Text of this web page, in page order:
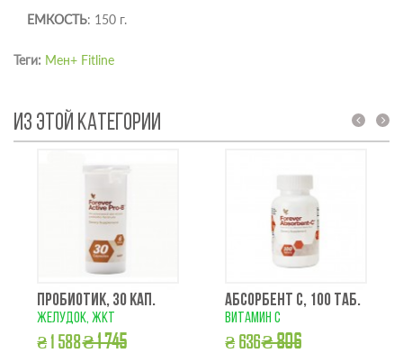
ЕМКОСТЬ: 150 г.
Теги: Мен+ Fitline
ИЗ ЭТОЙ КАТЕГОРИИ
ПРОБИОТИК, 30 КАП.
желудок, жкт
₴ 1 588₴ 1 745
АБСОРБЕНТ С, 100 ТАБ.
витамин с
₴ 636₴ 806
prev next